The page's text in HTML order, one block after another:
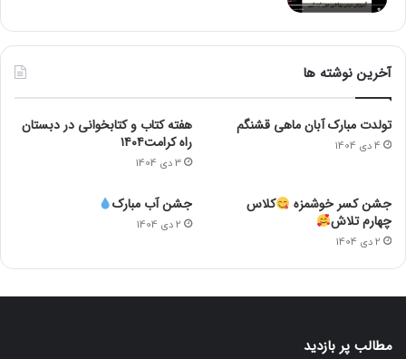
آخرین نوشته ها
تولدت مبارک آبان ماهی قشنگم
4 دی 1404
هفته کتاب و کتابخوانی در دبستان
راه کرامت۱۴۰۴
3 دی 1404
جشن کسر خوشمزه
کلاس
چهارم تلاش
2 دی 1404
جشن آب مبارک
2 دی 1404
مطالب پر بازدید